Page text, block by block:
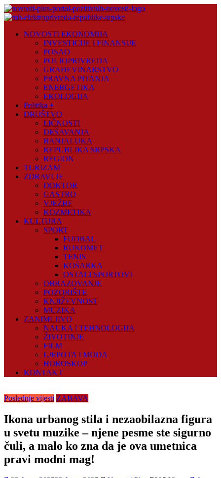
Skip
to
Plus
NOVOSTI EKONOMIJA
INVESTICIJE I FINANSIJE
POSAO
POLJOPRIVREDA
GRAĐEVINARSTVO
PRAVNA PITANJA
ENERGETIKA
EKOLOGIJA
Politika +
DRUŠTVO
LIČNOSTI
DEŠAVANJA
BANJALUKA
REPUBLIKA SRPSKA
REGION
TURIZAM
ZDRAVLJE
DOKTOR
GASTRO
VJEŽBE
KOZMETIKA
KULTURA
SPORT
FUDBAL
RUKOMET
TENIS
KOŠARKA
OSTALI SPORTOVI
OBRAZOVANJE
POZORIŠTE
KNJIŽEVNOST
MUZIKA
ZANIMLJIVO
NAUKA I TEHNOLOGIJA
ŽIVOTINJE
FILM
LJEPOTA I MODA
HOROSKOP
KONTAKT
Poslednje vijesti ZABAVA
Ikona urbanog stila i nezaobilazna figura
u svetu muzike – njene pesme ste sigurno
čuli, a malo ko zna da je ova umetnica
pravi modni mag!